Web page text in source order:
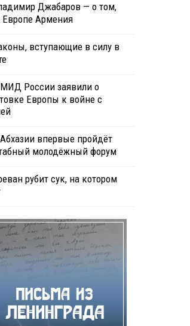
Джабаров — о том,
Европе Армения
вступающие в силу в
России заявили о
Европы к войне с
впервые пройдёт
молодёжный форум
рубит сук, на котором